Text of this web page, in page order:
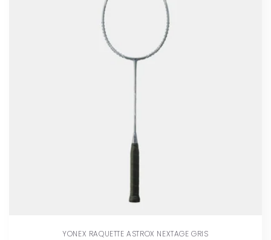
YONEX RAQUETTE ASTROX NEXTAGE GRIS